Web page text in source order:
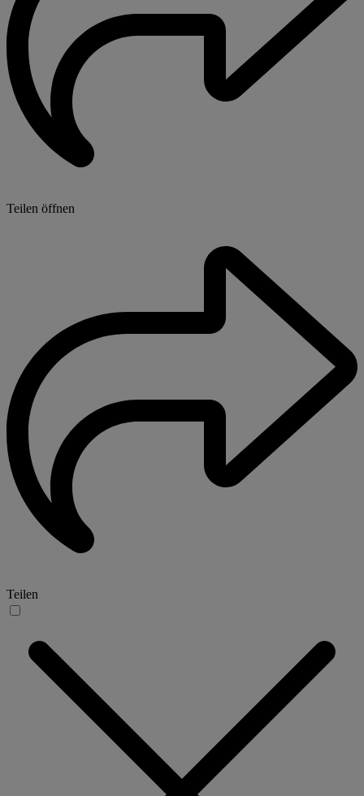
Teilen öffnen
Teilen